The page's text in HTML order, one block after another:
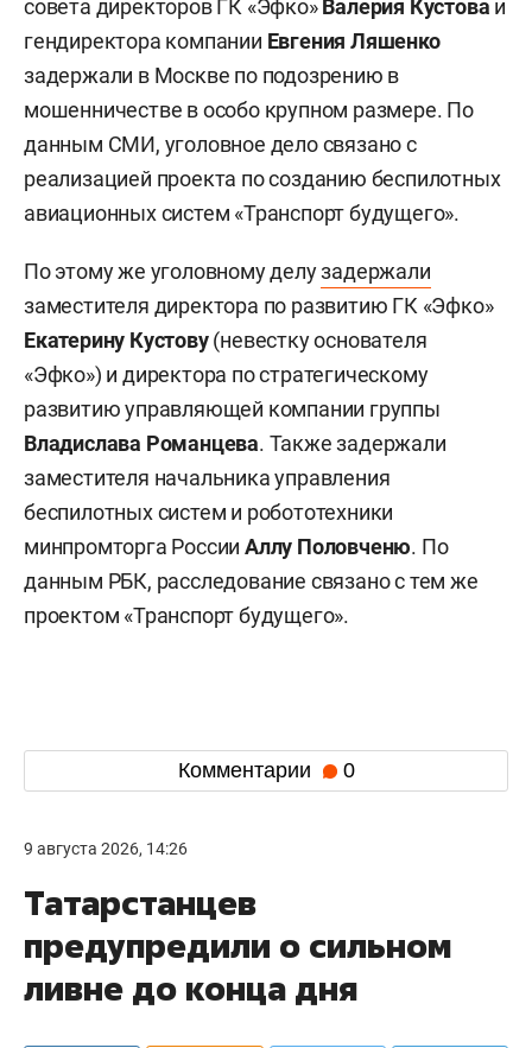
совета директоров ГК «Эфко» Валерия Кустова и
гендиректора компании Евгения Ляшенко
задержали в Москве по подозрению в
мошенничестве в особо крупном размере. По
данным СМИ, уголовное дело связано с
реализацией проекта по созданию беспилотных
авиационных систем «Транспорт будущего».
По этому же уголовному делузадержали
заместителя директора по развитию ГК «Эфко»
Екатерину Кустову(невестку основателя
«Эфко») и директора по стратегическому
развитию управляющей компании группы
Владислава Романцева. Также задержали
заместителя начальника управления
беспилотных систем и робототехники
минпромторга РоссииАллу Половченю. По
данным РБК, расследование связано с тем же
проектом «Транспорт будущего».
Комментарии 0
9 августа 2026, 14:26
Татарстанцев
предупредили о сильном
ливне до конца дня